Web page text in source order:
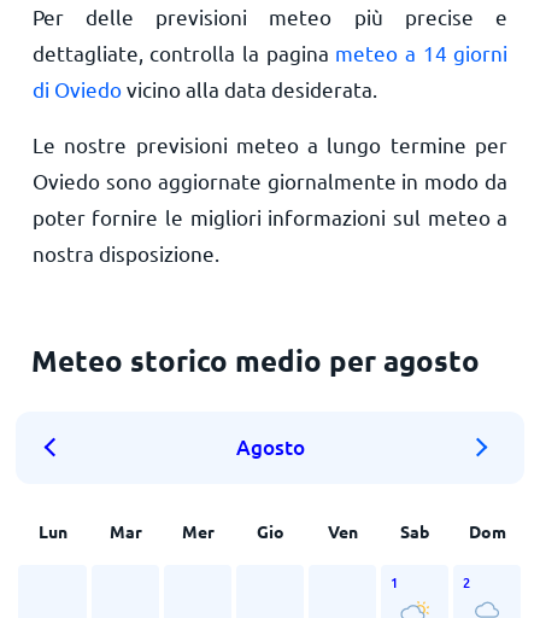
Per delle previsioni meteo più precise e
dettagliate, controlla la pagina meteo a 14 giorni
di Oviedovicino alla data desiderata.
Le nostre previsioni meteo a lungo termine per
Oviedo sono aggiornate giornalmente in modo da
poter fornire le migliori informazioni sul meteo a
nostra disposizione.
Meteo storico medio per agosto
Agosto
Lun Mar Mer Gio Ven Sab Dom
1 2